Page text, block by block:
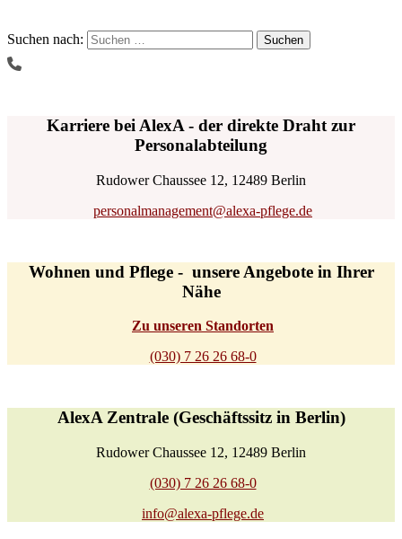
Suchen nach:
Karriere bei AlexA - der direkte Draht zur
Personalabteilung
Rudower Chaussee 12, 12489 Berlin
personalmanagement@alexa-pflege.de
Wohnen und Pflege - unsere Angebote in Ihrer
Nähe
Zu unseren Standorten
(030) 7 26 26 68-0
AlexA Zentrale (Geschäftssitz in Berlin)
Rudower Chaussee 12, 12489 Berlin
(030) 7 26 26 68-0
info@alexa-pflege.de